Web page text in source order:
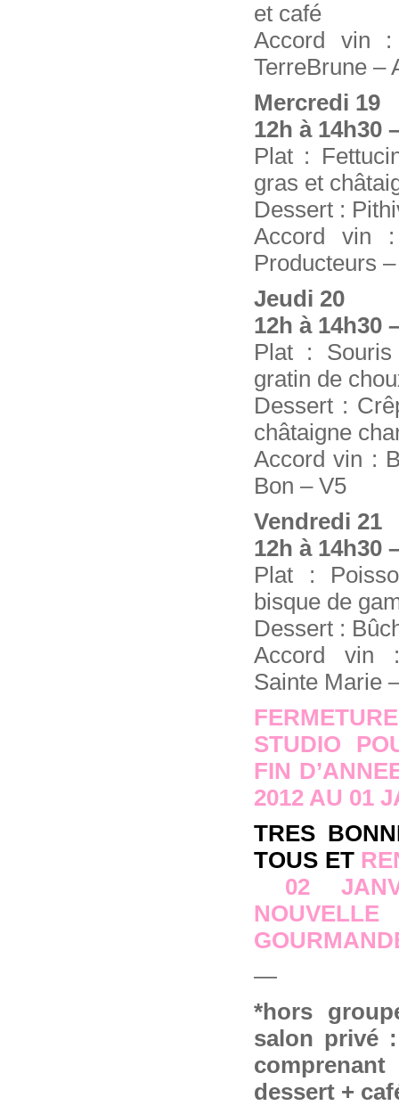
et café
Accord vin :
TerreBrune –
Mercredi 19
12h à 14h30
Plat :
gras et
Dessert :
Accord vin
Producteurs
Jeudi 20
12h à 14h30
Plat : Souris
gratin de
Dessert :
châtaigne
Accord vin :
Bon – V5
Vendredi 21
12h à 14h30
Plat :
bisque de
Dessert :
Accord vin
Sainte Marie
STUDIO
FIN
2012 AU 01
TRES
TOUS ET
02
—
*hors
salon privé
dessert +